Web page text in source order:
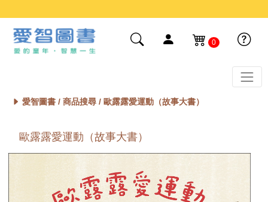
0
愛智圖書 / 商品搜尋/ 歐露露愛運動（故事大書）
歐露露愛運動（故事大書）